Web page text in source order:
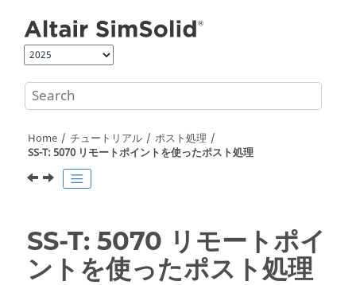
Home チュートリアル
ポスト処理
SS-T: 5070 リモートポイントを使ったポスト処理
SS-T: 5070 リモートポイ
ントを使ったポスト処理